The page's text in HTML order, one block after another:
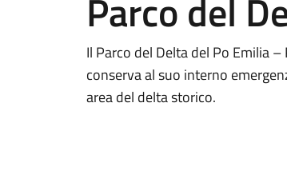
Parco del
Il Parco del Delta del Po Emilia
conserva al suo interno
area del delta storico.